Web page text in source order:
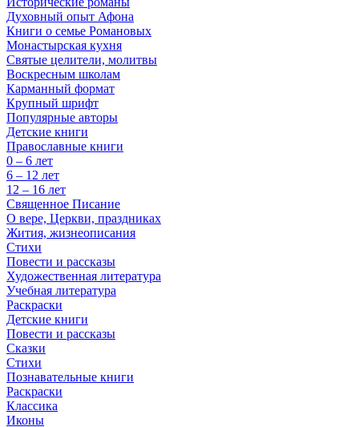
Духовный опыт Афона
Книги о семье Романовых
Монастырская кухня
Святые целители, молитвы
Воскресным школам
Карманный формат
Крупный шрифт
Популярные авторы
Детские книги
Православные книги
0 – 6 лет
6 – 12 лет
12 – 16 лет
Священное Писание
О вере, Церкви, праздниках
Жития, жизнеописания
Стихи
Повести и рассказы
Художественная литература
Учебная литература
Раскраски
Детские книги
Повести и рассказы
Сказки
Стихи
Познавательные книги
Раскраски
Классика
Иконы